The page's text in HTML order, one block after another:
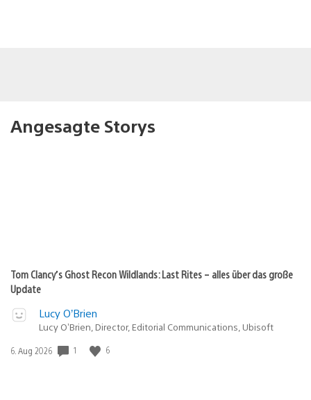
Angesagte Storys
Tom Clancy’s Ghost Recon Wildlands: Last Rites – alles über das große
Update
Lucy O’Brien
Lucy O’Brien, Director, Editorial Communications, Ubisoft
Veröffentlichungsdatum:
6. Aug 2026 1 6